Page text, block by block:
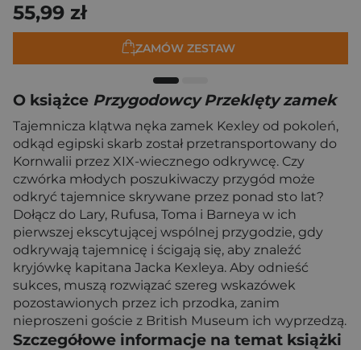
55,99 zł
ZAMÓW ZESTAW
O książce Przygodowcy Przeklęty zamek
Tajemnicza klątwa nęka zamek Kexley od pokoleń,
odkąd egipski skarb został przetransportowany do
Kornwalii przez XIX-wiecznego odkrywcę. Czy
czwórka młodych poszukiwaczy przygód może
odkryć tajemnice skrywane przez ponad sto lat?
Dołącz do Lary, Rufusa, Toma i Barneya w ich
pierwszej ekscytującej wspólnej przygodzie, gdy
odkrywają tajemnicę i ścigają się, aby znaleźć
kryjówkę kapitana Jacka Kexleya. Aby odnieść
sukces, muszą rozwiązać szereg wskazówek
pozostawionych przez ich przodka, zanim
nieproszeni goście z British Museum ich wyprzedzą.
Szczegółowe informacje na temat książki